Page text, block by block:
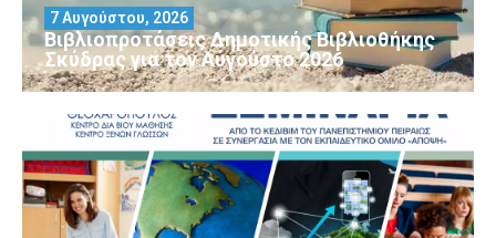
Βιβλιοπροτάσεις Δημοτικής Βιβλιοθήκης
Σκύδρας για τον Αύγούστο 2026
7 Αυγούστου, 2026